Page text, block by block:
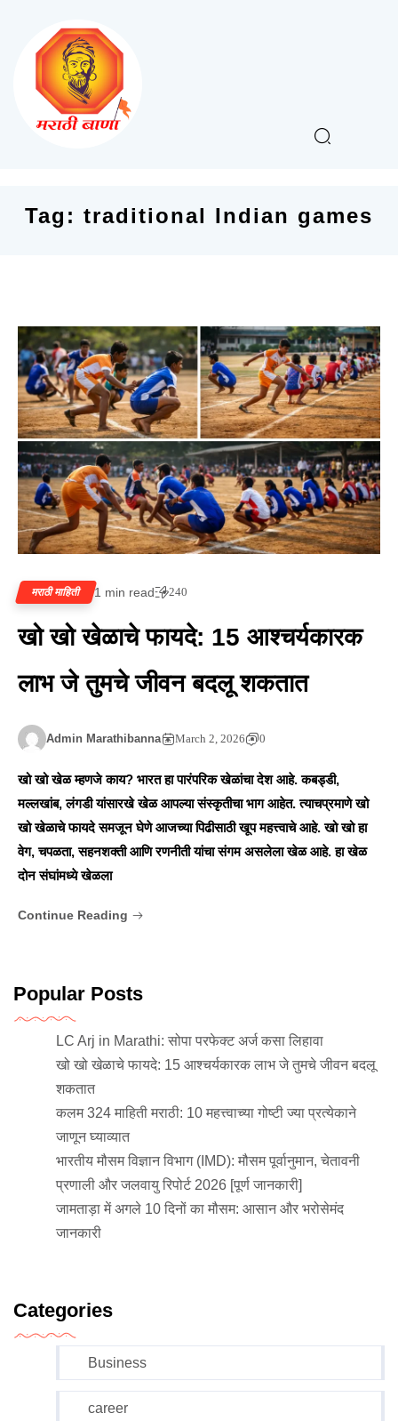
Tag: traditional Indian games
मराठी माहिती 1 min read 240
खो खो खेळाचे फायदे: 15 आश्चर्यकारक
लाभ जे तुमचे जीवन बदलू शकतात
Admin Marathibanna March 2, 2026 0
खो खो खेळ म्हणजे काय? भारत हा पारंपरिक खेळांचा देश आहे. कबड्डी,
मल्लखांब, लंगडी यांसारखे खेळ आपल्या संस्कृतीचा भाग आहेत. त्याचप्रमाणे खो
खो खेळाचे फायदे समजून घेणे आजच्या पिढीसाठी खूप महत्त्वाचे आहे. खो खो हा
वेग, चपळता, सहनशक्ती आणि रणनीती यांचा संगम असलेला खेळ आहे. हा खेळ
दोन संघांमध्ये खेळला
Continue Reading
Popular Posts
LC Arj in Marathi: सोपा परफेक्ट अर्ज कसा लिहावा
खो खो खेळाचे फायदे: 15 आश्चर्यकारक लाभ जे तुमचे जीवन बदलू
शकतात
कलम 324 माहिती मराठी: 10 महत्त्वाच्या गोष्टी ज्या प्रत्येकाने
जाणून घ्याव्यात
भारतीय मौसम विज्ञान विभाग (IMD): मौसम पूर्वानुमान, चेतावनी
प्रणाली और जलवायु रिपोर्ट 2026 [पूर्ण जानकारी]
जामताड़ा में अगले 10 दिनों का मौसम: आसान और भरोसेमंद
जानकारी
Categories
Business
career